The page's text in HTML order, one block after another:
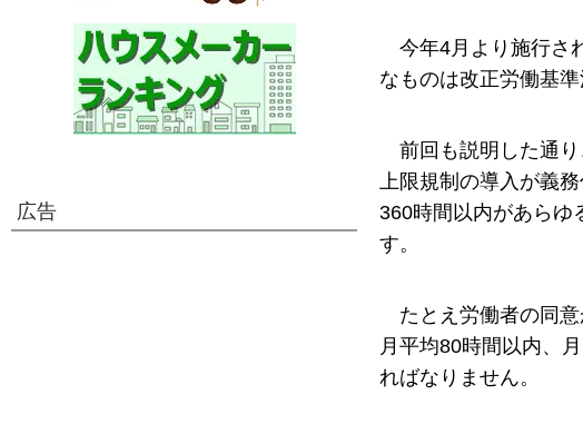
今年4月より施行さ
なものは改正労働基準
前回も説明した通
上限規制の導入が義
360時間以内があらゆ
す。
たとえ労働者の同
月平均80時間以内、
ればなりません。
広告